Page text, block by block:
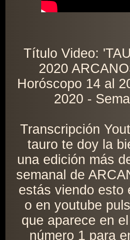
Título Video:
2020
Horóscopo 14 al
2020 -
Transcripción
tauro te doy la
una edición más
semanal de
estás viendo esto
o en youtube
que aparece en
número 1 para